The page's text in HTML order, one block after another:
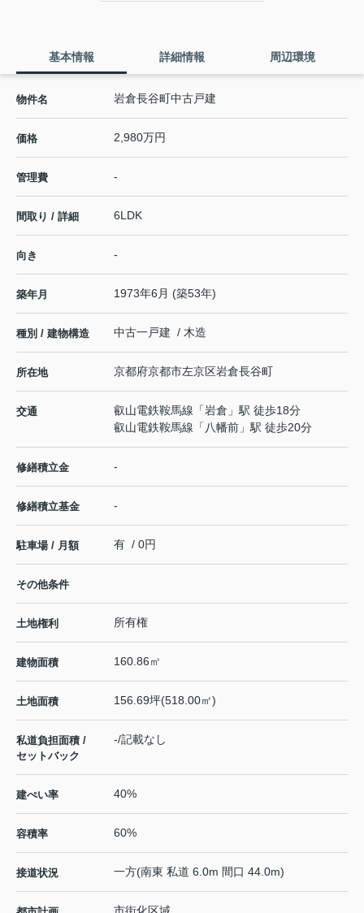
基本情報 詳細情報 周辺環境
物件名 岩倉長谷町中古戸建
価格 2,980万円
管理費 -
間取り / 詳細 6LDK
向き -
築年月 1973年6月 (築53年)
種別 / 建物構造 中古一戸建 / 木造
所在地 京都府京都市左京区岩倉長谷町
交通 叡山電鉄鞍馬線 「岩倉 」駅 徒歩18分
叡山電鉄鞍馬線 「 八幡前 」駅 徒歩20分
修繕積立金 -
修繕積立基金 -
駐車場 / 月額 有 / 0円
その他条件
土地権利 所有権
建物面積 160.86㎡
土地面積 156.69坪(518.00㎡)
私道負担面積 /
セットバック
-/記載なし
建ぺい率 40%
容積率 60%
接道状況 一方(南東 私道 6.0m 間口 44.0m)